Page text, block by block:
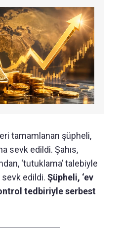
tamamlanan şüpheli,
sevk edildi. Şahıs,
‘tutuklama’ talebiyle
edildi. Şüpheli, ‘ev
tedbiriyle serbest